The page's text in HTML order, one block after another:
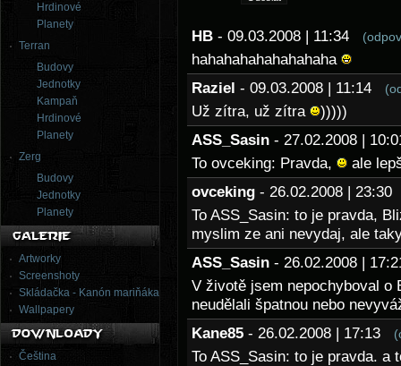
Hrdinové
Planety
Terran
Budovy
Jednotky
Kampaň
Hrdinové
Planety
Zerg
Budovy
Jednotky
Planety
Artworky
Screenshoty
Skládačka - Kanón mariňáka
Wallpapery
Čeština
HB - 09.03.2008 | 11:34
hahahahahahahahaha
Raziel - 09.03.2008 | 11:14
Už zítra, už zítra
)))))
ASS_Sasin - 27.02.2008 |
To ovceking: Pravda,
ale
ovceking - 26.02.2008 |
To ASS_Sasin: to je pravda,
myslim ze ani nevydaj, ale
ASS_Sasin - 26.02.2008 |
V životě jsem nepochyboval o
neudělali špatnou nebo
Kane85 - 26.02.2008 | 17:13
To ASS_Sasin: to je pravda. a